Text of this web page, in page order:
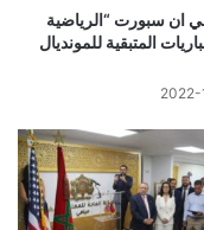
ان سبورت “الرياضية
المتبقية للمونديال
2022-